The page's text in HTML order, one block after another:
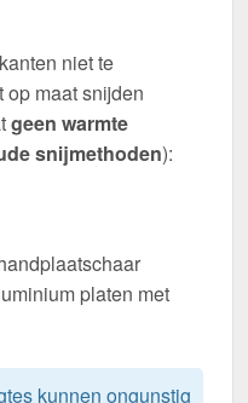
niet te
maat snijden
geen warmte
snijmethoden):
platen met
kunnen ongunstig